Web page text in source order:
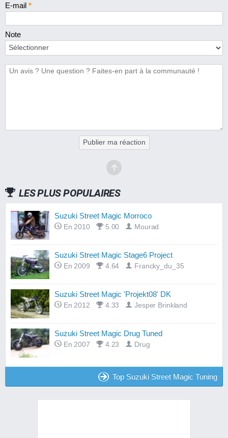
E-mail *
Note
Publier ma réaction
LES PLUS POPULAIRES
Suzuki Street Magic Morroco
En 2010 5.00 Mourad
Suzuki Street Magic Stage6 Project
En 2009 4.64 Francky_du_35
Suzuki Street Magic 'Projekt08' DK
En 2012 4.33 Jesper Brinkland
Suzuki Street Magic Drug Tuned
En 2007 4.23 Drug
Top Suzuki Street Magic Tuning